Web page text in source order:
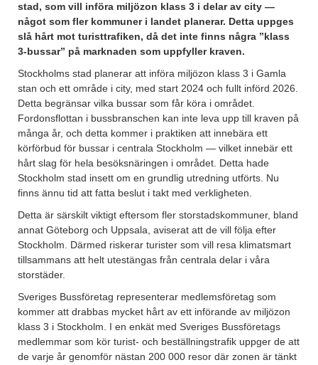
stad, som vill införa miljözon klass 3 i delar av city —
något som fler kommuner i landet planerar. Detta uppges
slå hårt mot turisttrafiken, då det inte finns några ”klass
3-bussar” på marknaden som uppfyller kraven.
Stockholms stad planerar att införa miljözon klass 3 i Gamla
stan och ett område i city, med start 2024 och fullt införd 2026.
Detta begränsar vilka bussar som får köra i området.
Fordonsflottan i bussbranschen kan inte leva upp till kraven på
många år, och detta kommer i praktiken att innebära ett
körförbud för bussar i centrala Stockholm — vilket innebär ett
hårt slag för hela besöksnäringen i området. Detta hade
Stockholm stad insett om en grundlig utredning utförts. Nu
finns ännu tid att fatta beslut i takt med verkligheten.
Detta är särskilt viktigt eftersom fler storstadskommuner, bland
annat Göteborg och Uppsala, aviserat att de vill följa efter
Stockholm. Därmed riskerar turister som vill resa klimatsmart
tillsammans att helt utestängas från centrala delar i våra
storstäder.
Sveriges Bussföretag representerar medlemsföretag som
kommer att drabbas mycket hårt av ett införande av miljözon
klass 3 i Stockholm. I en enkät med Sveriges Bussföretags
medlemmar som kör turist- och beställningstrafik uppger de att
de varje år genomför nästan 200 000 resor där zonen är tänkt